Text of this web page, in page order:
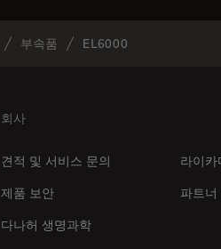
부속품 EL6000
회사
견적 및 서비스 문의
라이
제품 보안
파트너
다나허 생명과학